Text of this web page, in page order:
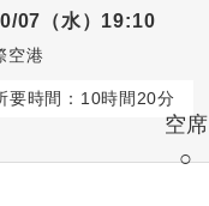
07（水）19:10
空港
要時間：10時間20分
空席
○